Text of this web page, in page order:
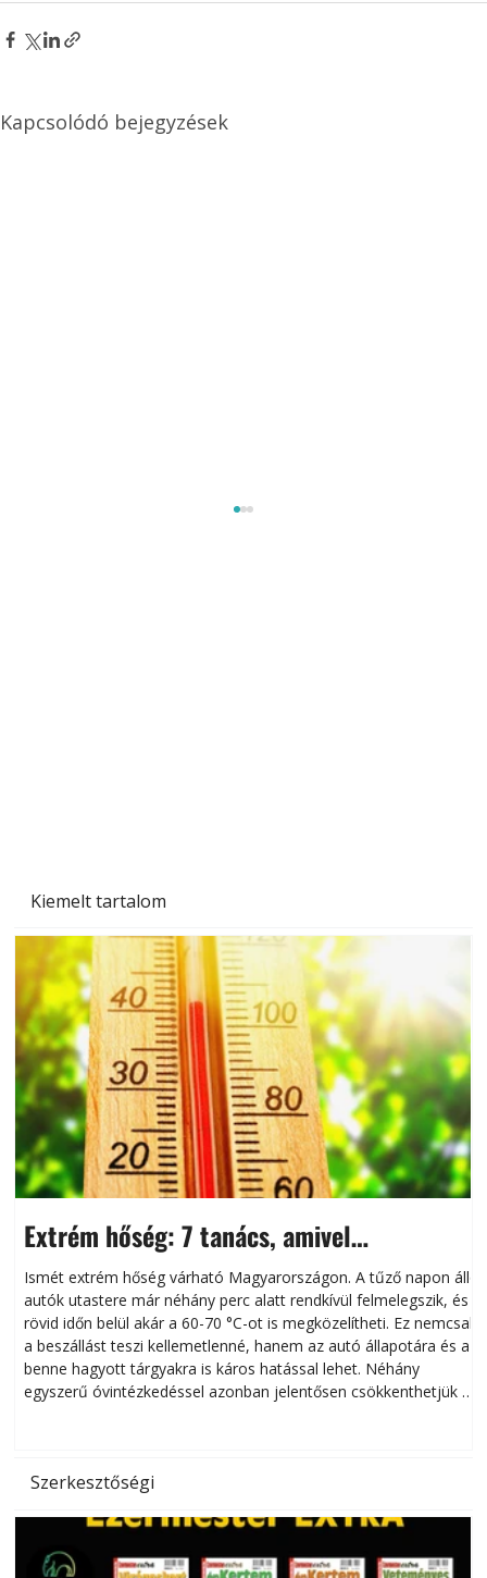
Kiemelt tartalom
Extrém hőség: 7 tanács, amivel
megóvhatjuk autónkat a nyári károktól
Ismét extrém hőség várható Magyarországon. A tűző napon álló
autók utastere már néhány perc alatt rendkívül felmelegszik, és
rövid időn belül akár a 60-70 °C-ot is megközelítheti. Ez nemcsak
a beszállást teszi kellemetlenné, hanem az autó állapotára és a
benne hagyott tárgyakra is káros hatással lehet. Néhány
egyszerű óvintézkedéssel azonban jelentősen csökkenthetjük a
Szerkesztőségi
Kapcsolódó bejegyzések